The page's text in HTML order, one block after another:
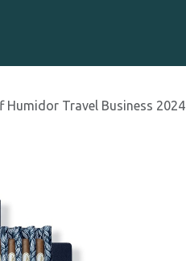
Humidor Travel Business 2024